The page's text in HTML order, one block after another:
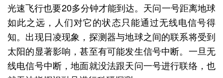
光速飞行也要20多分钟才能到达。天问一号距离地球
如此之远，人们对它的状态只能通过无线电信号得
知。出现日凌现象，探测器与地球之间的联系将受到
太阳的显著影响，甚至有可能发生信号中断。一旦无
线电信号中断，地面就没法跟天问一号进行联络，也